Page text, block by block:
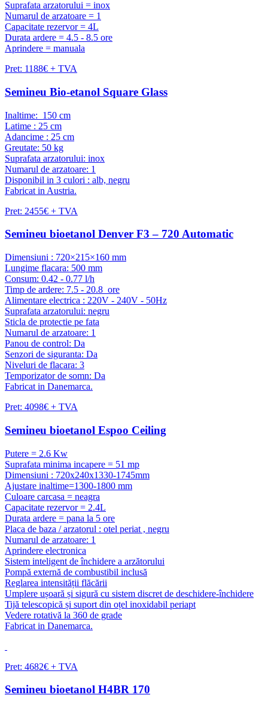
Suprafata arzatorului = inox
Numarul de arzatoare = 1
Capacitate rezervor = 4L
Durata ardere = 4.5 - 8.5 ore
Aprindere = manuala
Pret: 1188€ + TVA
Semineu Bio-etanol Square Glass
Inaltime: 150 cm
Latime : 25 cm
Adancime : 25 cm
Greutate: 50 kg
Suprafata arzatorului: inox
Numarul de arzatoare: 1
Disponibil in 3 culori : alb, negru
Fabricat in Austria.
Pret: 2455€ + TVA
Semineu bioetanol Denver F3 – 720 Automatic
Dimensiuni : 720×215×160 mm
Lungime flacara: 500 mm
Consum: 0.42 - 0.77 l/h
Timp de ardere: 7.5 - 20.8 ore
Alimentare electrica : 220V - 240V - 50Hz
Suprafata arzatorului: negru
Sticla de protectie pe fata
Numarul de arzatoare: 1
Panou de control: Da
Senzori de siguranta: Da
Niveluri de flacara: 3
Temporizator de somn: Da
Fabricat in Danemarca.
Pret: 4098€ + TVA
Semineu bioetanol Espoo Ceiling
Putere = 2.6 Kw
Suprafata minima incapere = 51 mp
Dimensiuni : 720x240x1330-1745mm
Ajustare inaltime=1300-1800 mm
Culoare carcasa = neagra
Capacitate rezervor = 2.4L
Durata ardere = pana la 5 ore
Placa de baza / arzatorul : otel periat , negru
Numarul de arzatoare: 1
Aprindere electronica
Sistem inteligent de închidere a arzătorului
Pompă externă de combustibil inclusă
Reglarea intensității flăcării
Umplere ușoară și sigură cu sistem discret de deschidere-închidere
Tijă telescopică și suport din oțel inoxidabil periapt
Vedere rotativă la 360 de grade
Fabricat in Danemarca.
Pret: 4682€ + TVA
Semineu bioetanol H4BR 170